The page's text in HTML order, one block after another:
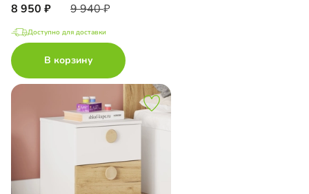
8 950 9 940
Доступно для доставки
В корзину